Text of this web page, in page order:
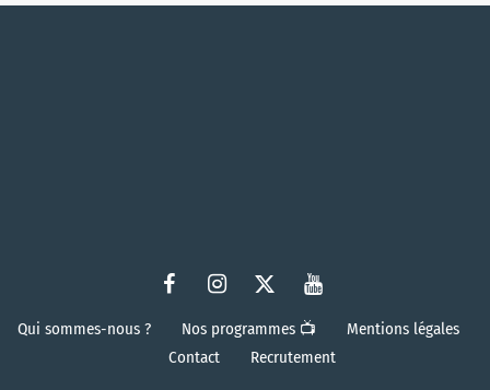
Qui sommes-nous ? Nos programmes 📺
Mentions légales
Contact
Recrutement